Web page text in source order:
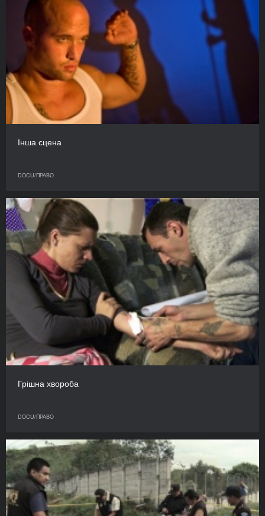
Інша сцена
DOCU/ПРАВО
Грішна хвороба
DOCU/ПРАВО